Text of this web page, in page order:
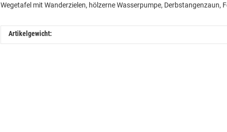
Wegetafel mit Wanderzielen, hölzerne Wasserpumpe, Derbstangenzaun,
Artikelgewicht: